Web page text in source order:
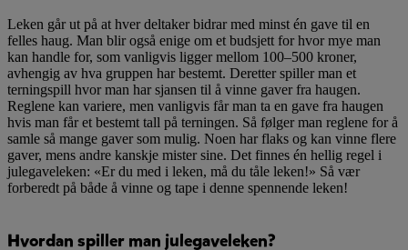
Leken går ut på at hver deltaker bidrar med minst én gave til en
felles haug. Man blir også enige om et budsjett for hvor mye man
kan handle for, som vanligvis ligger mellom 100–500 kroner,
avhengig av hva gruppen har bestemt. Deretter spiller man et
terningspill hvor man har sjansen til å vinne gaver fra haugen.
Reglene kan variere, men vanligvis får man ta en gave fra haugen
hvis man får et bestemt tall på terningen. Så følger man reglene for å
samle så mange gaver som mulig. Noen har flaks og kan vinne flere
gaver, mens andre kanskje mister sine. Det finnes én hellig regel i
julegaveleken: «Er du med i leken, må du tåle leken!» Så vær
forberedt på både å vinne og tape i denne spennende leken!
Hvordan spiller man julegaveleken?